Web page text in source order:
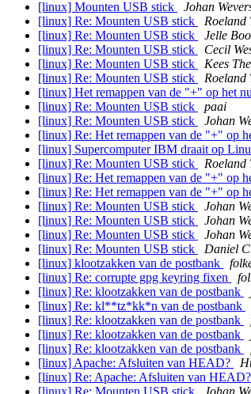
[linux] Mounten USB stick
Johan
[linux] Re: Mounten USB stick
Roeland
[linux] Re: Mounten USB stick
Jelle
[linux] Re: Mounten USB stick
Cecil
[linux] Re: Mounten USB stick
Kees
[linux] Re: Mounten USB stick
Roeland
[linux] Het remappen van de "+" op het
[linux] Re: Mounten USB stick
paai
[linux] Re: Mounten USB stick
Johan
[linux] Re: Het remappen van de "+" op
[linux] Supercomputer IBM draait op
[linux] Re: Mounten USB stick
Roeland
[linux] Re: Het remappen van de "+" op
[linux] Re: Het remappen van de "+" op
[linux] Re: Mounten USB stick
Johan
[linux] Re: Mounten USB stick
Johan
[linux] Re: Mounten USB stick
Johan
[linux] Re: Mounten USB stick
Daniel
[linux] klootzakken van de postbank
[linux] Re: corrupte gpg keyring fixen
[linux] Re: klootzakken van de postbank
[linux] Re: kl**tz*kk*n van de postbank
[linux] Re: klootzakken van de postbank
[linux] Re: klootzakken van de postbank
[linux] Re: klootzakken van de postbank
[linux] Apache: Afsluiten van HEAD?
[linux] Re: Apache: Afsluiten van HEAD?